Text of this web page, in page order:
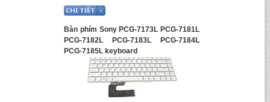
Bàn phím Sony PCG-7173L PCG-7181L
PCG-7182L PCG-7183L PCG-7184L
PCG-7185L keyboard